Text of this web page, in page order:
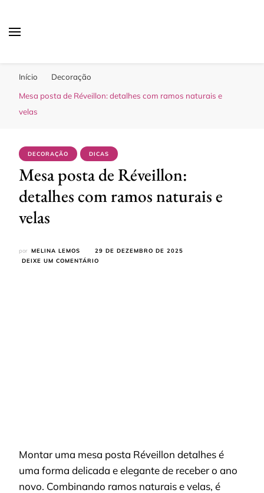
Início
Decoração
Mesa posta de Réveillon: detalhes com ramos naturais e
velas
DECORAÇÃO DICAS
Mesa posta de Réveillon:
detalhes com ramos naturais e
velas
por MELINA LEMOS
29 DE DEZEMBRO DE 2025
DEIXE UM COMENTÁRIO
Montar uma mesa posta Réveillon detalhes é
uma forma delicada e elegante de receber o ano
novo. Combinando ramos naturais e velas, é